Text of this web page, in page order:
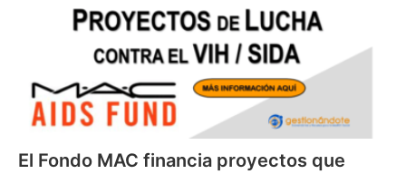
El Fondo MAC financia proyectos que